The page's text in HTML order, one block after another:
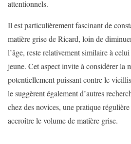
attentionnels.
Il est particulièrement fascinant de
matière grise de Ricard, loin de
l’âge, reste relativement similaire à
jeune. Cet aspect invite à considérer la
potentiellement puissant contre le
le suggèrent également d’autres
chez des novices, une pratique
accroître le volume de matière grise.